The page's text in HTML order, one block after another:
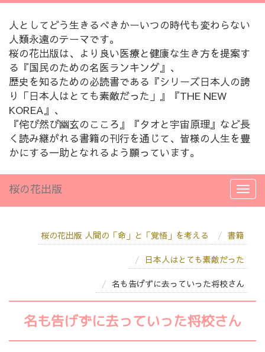
人としてどう生きるべきかーいつの時代も変わらない
人類永遠のテーマです。
桜の花出版は、より良い医療と健康な生き方を提案す
る『国民のための名医ランキング』、
歴史を知るための必読書である『シリーズ日本人の誇
り「日本人はとても素敵だった」』『THE NEW
KOREA』、
『侘び然び幽玄のこころ』『タオと宇宙原理』など長
く読み継がれる書籍の刊行を通じて、皆様の人生を豊
かにする一助となれるよう願っています。
桜の花出版
桜の花出版 人間の「命」と「覚悟」を考える 書籍
日本人はとても素敵だった
名も告げずに去っていった将校さん
名も告げずに去っていった将校さん